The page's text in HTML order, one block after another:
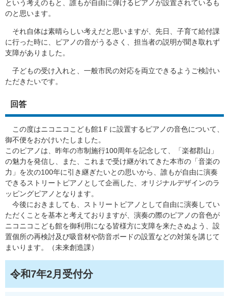
という考えのもと、誰もが自由に弾けるピアノが設置されているも
のと思います。
それ自体は素晴らしい考えだと思いますが、先日、子育て給付課
に行った時に、ピアノの音がうるさく、担当者の説明が聞き取れず
支障がありました。
子どもの受け入れと、一般市民の対応を両立できるようご検討い
ただきたいです。
回答
この度はニコニコこども館1Ｆに設置するピアノの音色について、
御不便をおかけいたしました。
このピアノは、昨年の市制施行100周年を記念して、「楽都郡山」
の魅力を発信し、また、これまで受け継がれてきた本市の「音楽の
力」を次の100年に引き継ぎたいとの思いから、誰もが自由に演奏
できるストリートピアノとして企画した、オリジナルデザインのラ
ッピングピアノとなります。
今後におきましても、ストリートピアノとして自由に演奏してい
ただくことを基本と考えておりますが、演奏の際のピアノの音色が
ニコニコこども館を御利用になる皆様方に支障を来たさぬよう、設
置個所の再検討及び吸音材や防音ボードの設置などの対策を講じて
まいります。（未来創造課）
令和7年2月受付分​